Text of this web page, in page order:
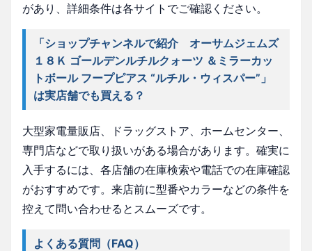
があり、詳細条件は各サイトでご確認ください。
「ショップチャンネルで紹介 オーサムジェムズ
１８Ｋ ゴールデンルチルクォーツ ＆ミラーカッ
トボール フープピアス “ルチル・ウィスパー”」
は実店舗でも買える？
大型家電量販店、ドラッグストア、ホームセンター、
専門店などで取り扱いがある場合があります。確実に
入手するには、各店舗の在庫検索や電話での在庫確認
がおすすめです。来店前に型番やカラーなどの条件を
控えて問い合わせるとスムーズです。
よくある質問（FAQ）